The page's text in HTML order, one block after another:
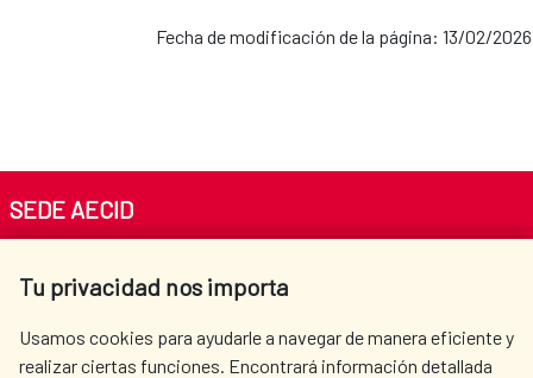
Fecha de modificación de la página: 13/02/2026
Tu privacidad nos importa
Usamos cookies para ayudarle a navegar de manera eficiente y
realizar ciertas funciones. Encontrará información detallada
SEDE AECID
Tel. +34 900 20 30 54​​​​​​​